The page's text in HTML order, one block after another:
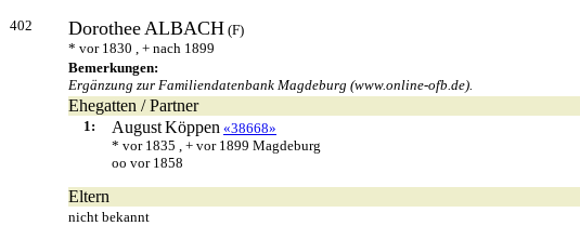
402 DorotheeALBACH (F)
* vor 1830 , + nach 1899
Bemerkungen:
Ergänzung zur Familiendatenbank Magdeburg (www.online-ofb.de).
Ehegatten / Partner
1: AugustKöppen «38668»
* vor 1835 , + vor 1899 Magdeburg
oo vor 1858
Eltern
nicht bekannt